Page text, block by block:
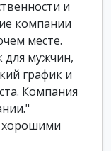
и
компании
месте.
для мужчин,
график и
Компания
хорошими